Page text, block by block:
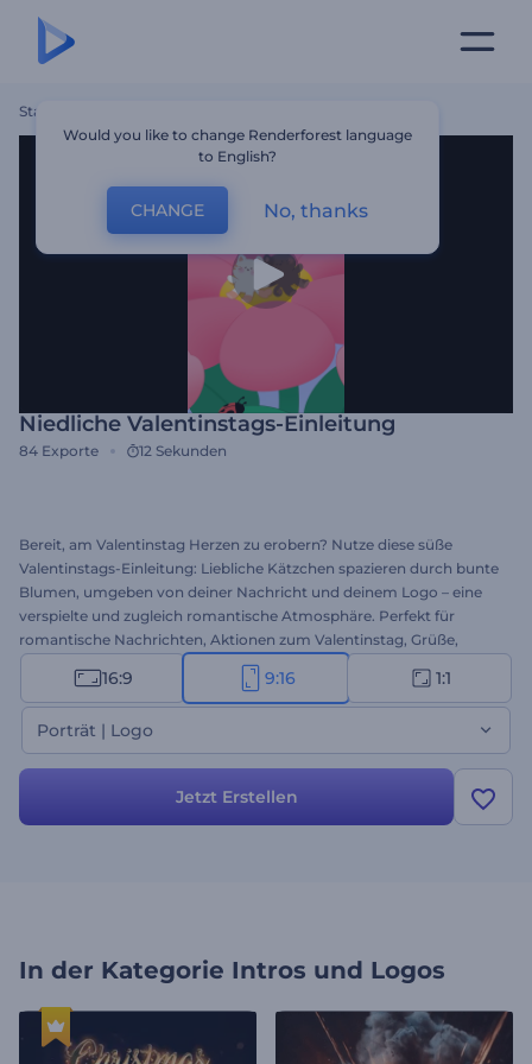
Startseite
Niedliche Valentinstags-Einleitung
84 Exporte 12 Sekunden
Bereit, am Valentinstag Herzen zu erobern? Nutze diese süße
Valentinstags-Einleitung: Liebliche Kätzchen spazieren durch bunte
Blumen, umgeben von deiner Nachricht und deinem Logo – eine
verspielte und zugleich romantische Atmosphäre. Perfekt für
romantische Nachrichten, Aktionen zum Valentinstag, Grüße,
Social-Media-Posts und vieles mehr. Wähle zwischen Logo- und
Fotoversion und personalisiere die Einleitung mit deinem Logo,
Foto, deiner Nachricht und Hintergrundmusik. Jetzt erstellen und
Liebe verbreiten!
16:9 9:16 1:1
Porträt | Logo
Jetzt Erstellen
In der Kategorie Intros und Logos
Would you like to change Renderforest language
to English?
CHANGE No, thanks